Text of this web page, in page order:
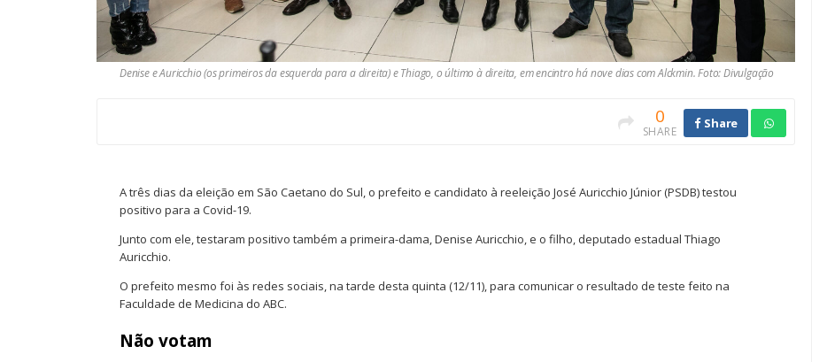
Denise e Auricchio (os primeiros da esquerda para a direita) e Thiago, o último à direita, em encintro há nove dias com Alckmin. Foto: Divulgação
0
SHARE
Share
A três dias da eleição em São Caetano do Sul, o prefeito e candidato à reeleição José Auricchio Júnior (PSDB) testou
positivo para a Covid-19.
Junto com ele, testaram positivo também a primeira-dama, Denise Auricchio, e o filho, deputado estadual Thiago
Auricchio.
O prefeito mesmo foi às redes sociais, na tarde desta quinta (12/11), para comunicar o resultado de teste feito na
Faculdade de Medicina do ABC.
Não votam